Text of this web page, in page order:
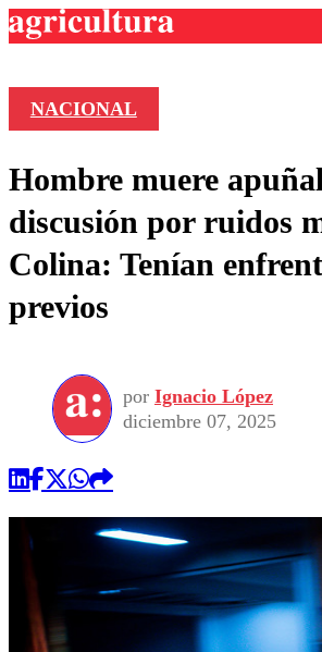
Frecuencias
Agricultura TV
Deportes
Colo Colo
Torneo Internacional
Torneo Nacional
Entretención
Internacional
Nacional
Programas
Comercial
NACIONAL
Hombre muere
discusión por ruidos
Colina: Tenían
previos
por Ignacio López
diciembre 07, 2025